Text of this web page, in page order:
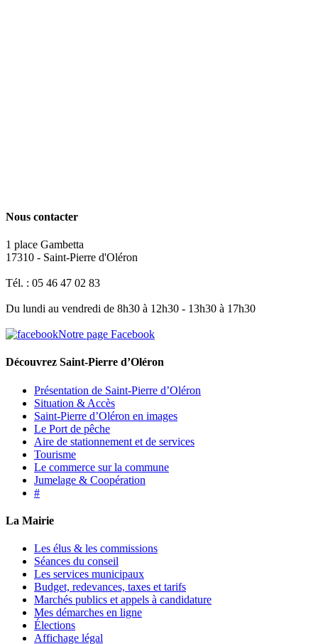
Nous contacter
1 place Gambetta
17310 - Saint-Pierre d'Oléron
Tél. : 05 46 47 02 83
Du lundi au vendredi de 8h30 à 12h30 - 13h30 à 17h30
Notre page Facebook
Découvrez Saint-Pierre d’Oléron
Présentation de Saint-Pierre d’Oléron
Situation & Accès
Saint-Pierre d’Oléron en images
Le Port de pêche
Aire de stationnement et de services
Tourisme
Le commerce sur la commune
Jumelage & Coopération
#
La Mairie
Les élus & les commissions
Séances du conseil
Les services municipaux
Budget, redevances, taxes et tarifs
Marchés publics et appels à candidature
Mes démarches en ligne
Élections
Affichage légal